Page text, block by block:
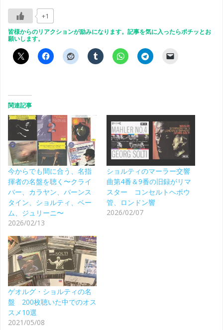
+1
皆様からのリアクションが励みになります。記事を気に入ったらポチッとお
願いします。
関連記事
今からでも間に合う、名指
揮者の名盤を聴く〜クライ
バー、カラヤン、バーンス
タイン、ショルティ、ベー
ム、ジュリーニ〜
2026/02/13
ショルティのマーラー交響
曲第4番＆9番の旧録がリマ
スター コンセルトヘボウ
管、ロンドン響
2026/02/07
ゲオルグ・ショルティの名
盤 200枚聴いた中でのオス
スメ10選
2021/05/08